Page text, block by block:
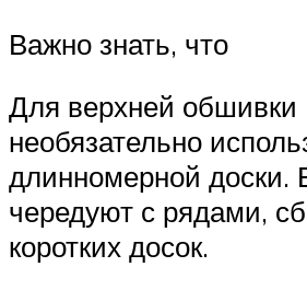
Важно знать, что
Для верхней обшивки
необязательно
длинномерной доски.
чередуют с рядами,
коротких досок.